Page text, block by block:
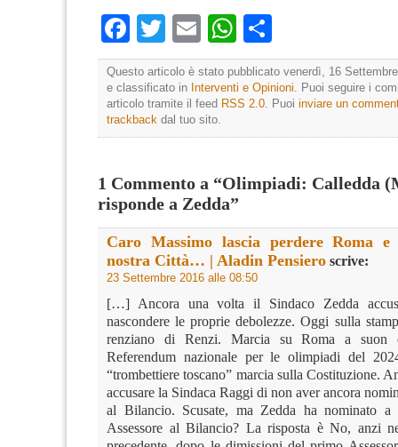
Facebook
TwitterEmailWhatsApp
Questo articolo è stato pubblicato venerdì, 16
e classificato in Interventi e Opinioni . Puoi seguire i
articolo tramite il feed RSS 2.0 . Puoi inviare un
trackback dal tuo sito.
1 Commento a “Olimpiadi: Calledda
risponde a Zedda”
Caro Massimo lascia perdere Roma
nostra Città… | Aladin Pensiero scrive:
23 Settembre 2016 alle 08:50
[…] Ancora una volta il Sindaco Zedda
nascondere le proprie debolezze. Oggi sulla
renziano di Renzi. Marcia su Roma a suon
Referendum nazionale per le olimpiadi del
“trombettiere toscano” marcia sulla Costituzione.
accusare la Sindaca Raggi di non aver ancora
al Bilancio. Scusate, ma Zedda ha nominato
Assessore al Bilancio? La risposta è No, anzi